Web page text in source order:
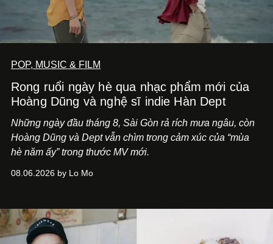
POP, MUSIC & FILM
Rong ruổi ngày hè qua nhạc phẩm mới của
Hoàng Dũng và nghệ sĩ indie Hàn Dept
Những ngày đầu tháng 8, Sài Gòn rả rích mưa ngâu, còn
Hoàng Dũng và Dept vẫn chìm trong cảm xúc của “mùa
hè năm ấy” trong thước MV mới.
08.06.2026 by Lo Mo